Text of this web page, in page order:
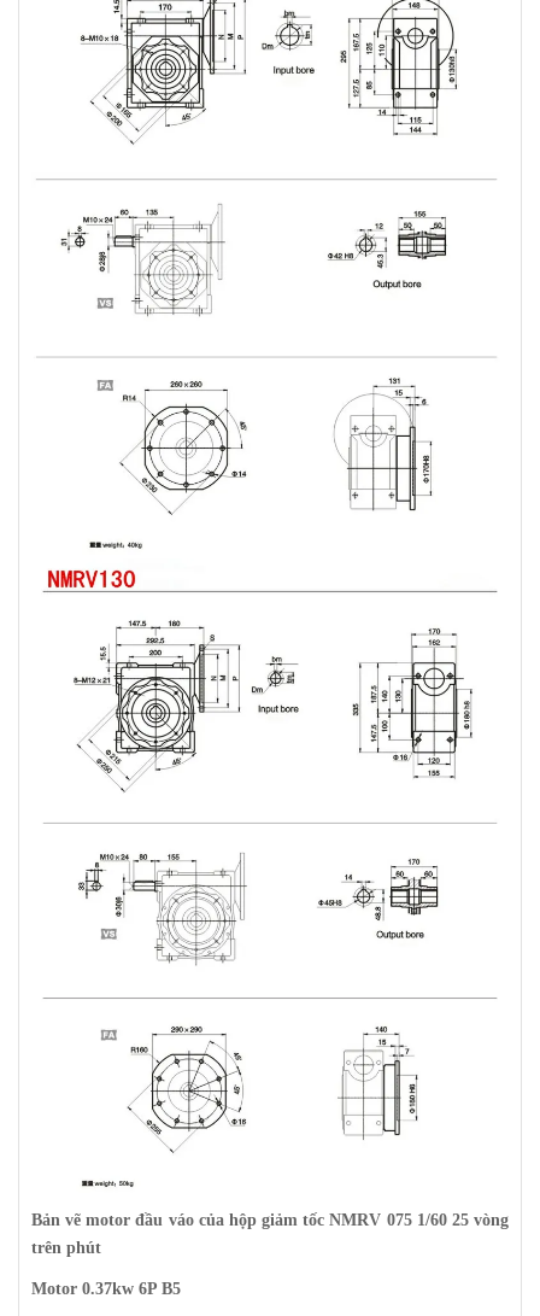
Bản vẽ motor đầu váo của hộp giảm tốc NMRV 075 1/60 25 vòng
trên phút
Motor 0.37kw 6P B5